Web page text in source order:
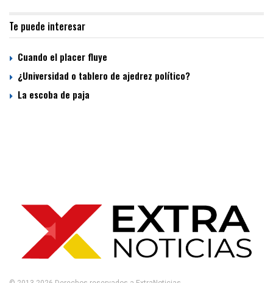
Te puede interesar
Cuando el placer fluye
¿Universidad o tablero de ajedrez político?
La escoba de paja